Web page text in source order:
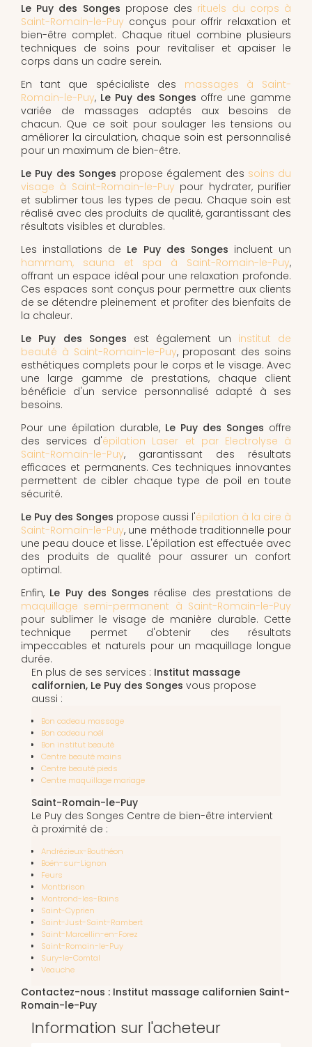
Le Puy des Songes propose des rituels du corps à
Saint-Romain-le-Puy conçus pour offrir relaxation et
bien-être complet. Chaque rituel combine plusieurs
techniques de soins pour revitaliser et apaiser le
corps dans un cadre serein.
En tant que spécialiste des massages à Saint-
Romain-le-Puy, Le Puy des Songes offre une gamme
variée de massages adaptés aux besoins de
chacun. Que ce soit pour soulager les tensions ou
améliorer la circulation, chaque soin est personnalisé
pour un maximum de bien-être.
Le Puy des Songes propose également des soins du
visage à Saint-Romain-le-Puypour hydrater, purifier
et sublimer tous les types de peau. Chaque soin est
réalisé avec des produits de qualité, garantissant des
résultats visibles et durables.
Les installations de Le Puy des Songes incluent un
hammam, sauna et spa à Saint-Romain-le-Puy,
offrant un espace idéal pour une relaxation profonde.
Ces espaces sont conçus pour permettre aux clients
de se détendre pleinement et profiter des bienfaits de
la chaleur.
Le Puy des Songes est également un institut de
beauté à Saint-Romain-le-Puy, proposant des soins
esthétiques complets pour le corps et le visage. Avec
une large gamme de prestations, chaque client
bénéficie d'un service personnalisé adapté à ses
besoins.
Pour une épilation durable, Le Puy des Songes offre
des services d'épilation Laser et par Electrolyse à
Saint-Romain-le-Puy, garantissant des résultats
efficaces et permanents. Ces techniques innovantes
permettent de cibler chaque type de poil en toute
sécurité.
Le Puy des Songes propose aussi l'épilation à la cire à
Saint-Romain-le-Puy, une méthode traditionnelle pour
une peau douce et lisse. L'épilation est effectuée avec
des produits de qualité pour assurer un confort
optimal.
Enfin, Le Puy des Songes réalise des prestations de
maquillage semi-permanent à Saint-Romain-le-Puy
pour sublimer le visage de manière durable. Cette
technique permet d'obtenir des résultats
impeccables et naturels pour un maquillage longue
durée.
En plus de ses services : Institut massage
californien, Le Puy des Songes vous propose
aussi :
Bon cadeau massage
Bon cadeau noël
Bon institut beauté
Centre beauté mains
Centre beauté pieds
Centre maquillage mariage
Saint-Romain-le-Puy
Le Puy des Songes Centre de bien-être intervient
à proximité de :
Andrézieux-Bouthéon
Boën-sur-Lignon
Feurs
Montbrison
Montrond-les-Bains
Saint-Cyprien
Saint-Just-Saint-Rambert
Saint-Marcellin-en-Forez
Saint-Romain-le-Puy
Sury-le-Comtal
Veauche
Contactez-nous : Institut massage californien Saint-
Romain-le-Puy
Information sur l'acheteur